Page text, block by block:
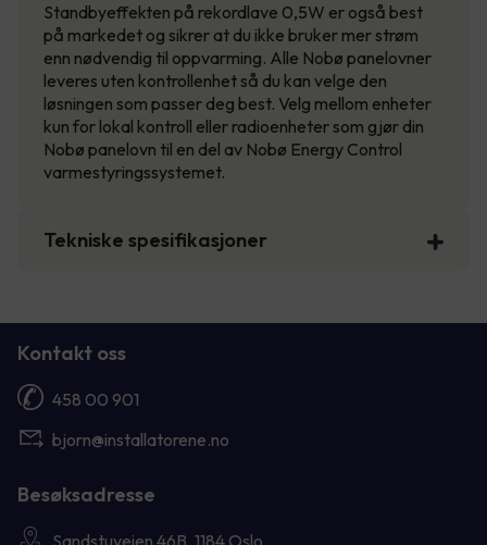
Standbyeffekten på rekordlave 0,5W er også best
på markedet og sikrer at du ikke bruker mer strøm
enn nødvendig til oppvarming. Alle Nobø panelovner
leveres uten kontrollenhet så du kan velge den
løsningen som passer deg best. Velg mellom enheter
kun for lokal kontroll eller radioenheter som gjør din
Nobø panelovn til en del av Nobø Energy Control
varmestyringssystemet.
Tekniske spesifikasjoner
Kontakt oss
458 00 901
bjorn@installatorene.no
Besøksadresse